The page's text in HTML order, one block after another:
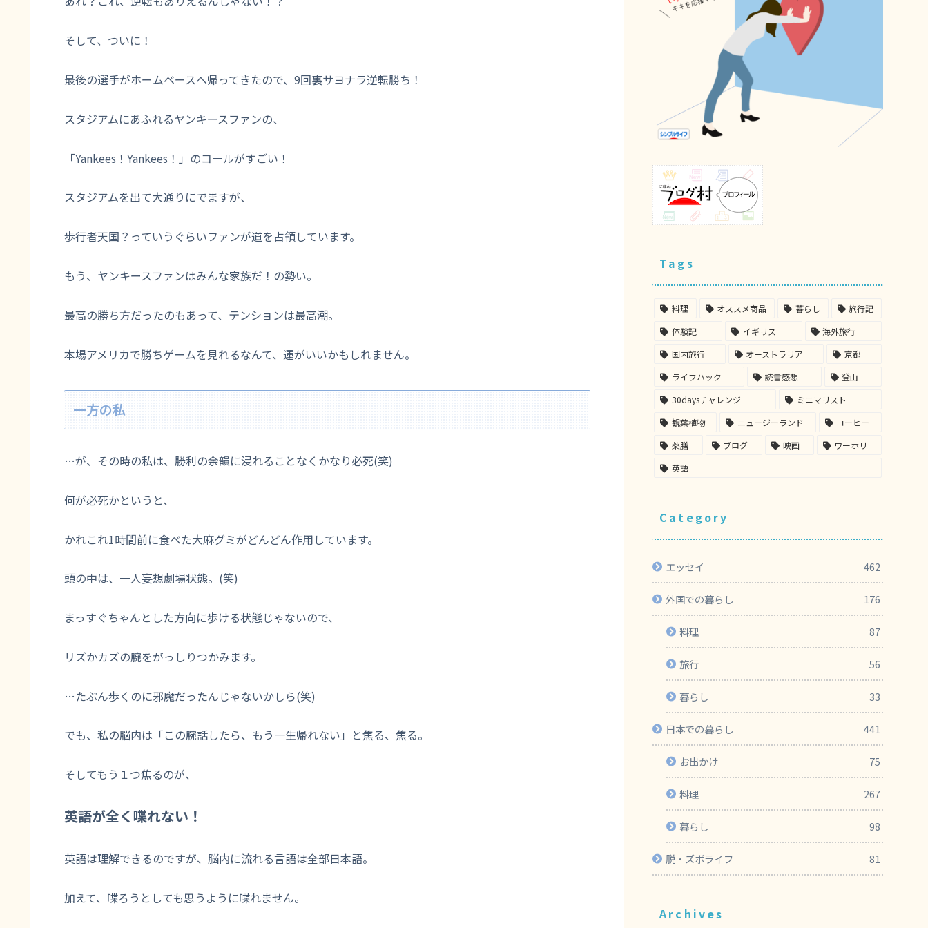
そして、ついに！
最後の選手がホームベースへ帰ってきたので、9回裏サヨナラ逆転勝ち！
スタジアムにあふれるヤンキースファンの、
「Yankees！Yankees！」のコールがすごい！
スタジアムを出て大通りにでますが、
歩行者天国？っていうぐらいファンが道を占領しています。
もう、ヤンキースファンはみんな家族だ！の勢い。
最高の勝ち方だったのもあって、テンションは最高潮。
本場アメリカで勝ちゲームを見れるなんて、運がいいかもしれません。
一方の私
…が、その時の私は、勝利の余韻に浸れることなくかなり必死(笑)
何が必死かというと、
かれこれ1時間前に食べた大麻グミがどんどん作用しています。
頭の中は、一人妄想劇場状態。(笑)
まっすぐちゃんとした方向に歩ける状態じゃないので、
リズかカズの腕をがっしりつかみます。
…たぶん歩くのに邪魔だったんじゃないかしら(笑)
でも、私の脳内は「この腕話したら、もう一生帰れない」と焦る、焦る。
そしてもう１つ焦るのが、
英語が全く喋れない！
英語は理解できるのですが、脳内に流れる言語は全部日本語。
加えて、喋ろうとしても思うように喋れません。
Tags
料理 オススメ商品 暮らし
旅行記
体験記
イギリス
海外旅行
国内旅行
オーストラリア
京都
ライフハック
読書感想
登山
30daysチャレンジ
ミニマリスト
観葉植物
ニュージーランド
コーヒー
薬膳
ブログ 映画
ワーホリ
英語
Category
エッセイ 462
外国での暮らし 176
料理 87
旅行 56
暮らし 33
日本での暮らし 441
お出かけ 75
料理 267
暮らし 98
脱・ズボライフ 81
Archives